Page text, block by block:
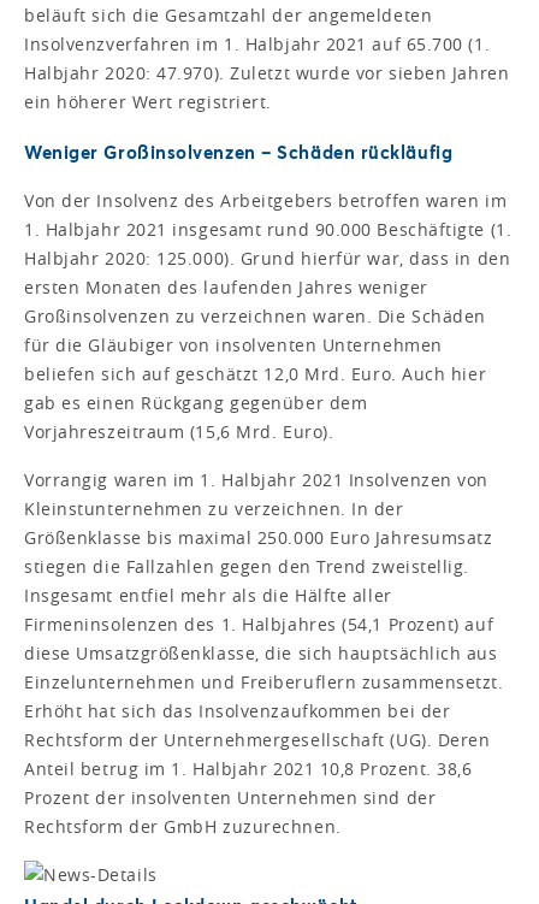
beläuft sich die Gesamtzahl der angemeldeten
Insolvenzverfahren im 1. Halbjahr 2021 auf 65.700 (1.
Halbjahr 2020: 47.970). Zuletzt wurde vor sieben Jahren
ein höherer Wert registriert.
Weniger Großinsolvenzen – Schäden rückläufig
Von der Insolvenz des Arbeitgebers betroffen waren im
1. Halbjahr 2021 insgesamt rund 90.000 Beschäftigte (1.
Halbjahr 2020: 125.000). Grund hierfür war, dass in den
ersten Monaten des laufenden Jahres weniger
Großinsolvenzen zu verzeichnen waren. Die Schäden
für die Gläubiger von insolventen Unternehmen
beliefen sich auf geschätzt 12,0 Mrd. Euro. Auch hier
gab es einen Rückgang gegenüber dem
Vorjahreszeitraum (15,6 Mrd. Euro).
Vorrangig waren im 1. Halbjahr 2021 Insolvenzen von
Kleinstunternehmen zu verzeichnen. In der
Größenklasse bis maximal 250.000 Euro Jahresumsatz
stiegen die Fallzahlen gegen den Trend zweistellig.
Insgesamt entfiel mehr als die Hälfte aller
Firmeninsolenzen des 1. Halbjahres (54,1 Prozent) auf
diese Umsatzgrößenklasse, die sich hauptsächlich aus
Einzelunternehmen und Freiberuflern zusammensetzt.
Erhöht hat sich das Insolvenzaufkommen bei der
Rechtsform der Unternehmergesellschaft (UG). Deren
Anteil betrug im 1. Halbjahr 2021 10,8 Prozent. 38,6
Prozent der insolventen Unternehmen sind der
Rechtsform der GmbH zuzurechnen.